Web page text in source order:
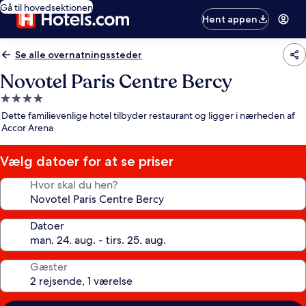
Gå til hovedsektionen
Hent appen
Se alle overnatningssteder
Novotel Paris Centre Bercy
4.0-
stjernet
overnatningssted
Dette familievenlige hotel tilbyder restaurant og ligger i nærheden af
Accor Arena
Vælg datoer for at se priser
Hvor skal du hen?
Datoer
Gæster